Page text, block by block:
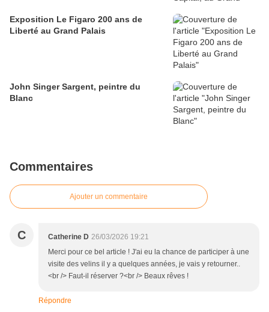
Exposition Le Figaro 200 ans de
Liberté au Grand Palais
John Singer Sargent, peintre du
Blanc
Commentaires
Ajouter un commentaire
C Catherine D 26/03/2026 19:21
Merci pour ce bel article ! J'ai eu la chance de participer à une
visite des velins il y a quelques années, je vais y retourner..
<br /> Faut-il réserver ?<br /> Beaux rêves !
Répondre